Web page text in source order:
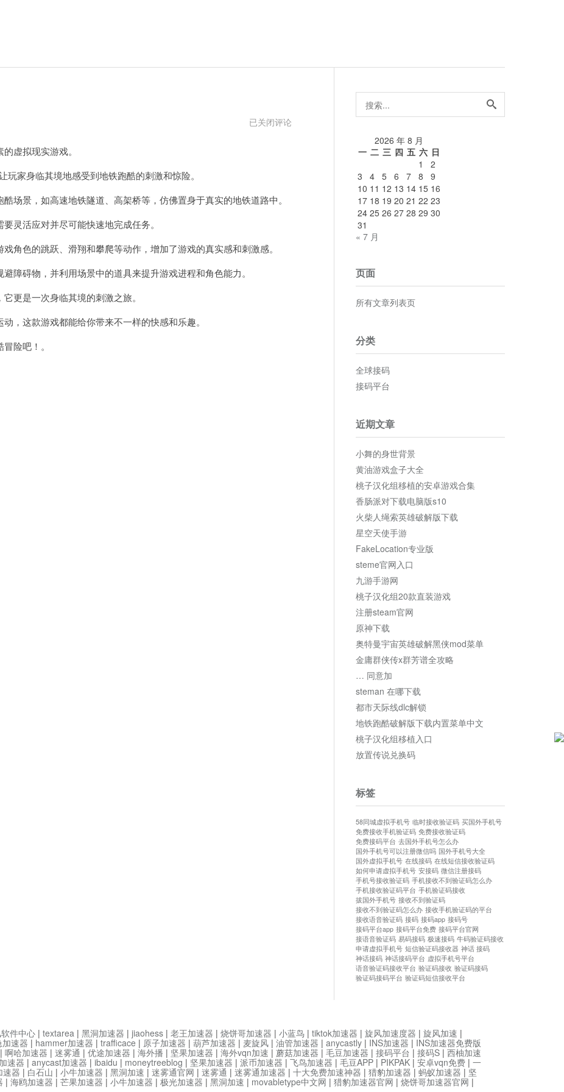
地
口
已关闭评论
虚拟现实游戏。
家身临其境地感受到地铁跑酷的刺激和惊险。
景，如高速地铁隧道、高架桥等，仿佛置身于真实的地铁道路中。
活应对并尽可能快速地完成任务。
色的跳跃、滑翔和攀爬等动作，增加了游戏的真实感和刺激感。
碍物，并利用场景中的道具来提升游戏进程和角色能力。
更是一次身临其境的刺激之旅。
这款游戏都能给你带来不一样的快感和乐趣。
险吧！。
搜
索...
2026 年 8 月
一 二 三 四 五 六 日
1
2
3
4 5 6 7 8
9
10 11 12 13 14 15 16
17 18 19 20 21 22 23
24 25 26 27 28 29 30
31
« 7 月
页面
所有文章列表页
分类
全球接码
接码平台
近期文章
小舞的身世背景
黄油游戏盒子大全
桃子汉化组移植的安卓游戏合集
香肠派对下载电脑版s10
火柴人绳索英雄破解版下载
星空天使手游
FakeLocation专业版
steme官网入口
九游手游网
桃子汉化组20款直装游戏
注册steam官网
原神下载
奥特曼宇宙英雄破解黑侠mod菜单
金庸群侠传x群芳谱全攻略
… 同意加
steman 在哪下载
都市天际线dlc解锁
地铁跑酷破解版下载内置菜单中文
桃子汉化组移植入口
放置传说兑换码
标签
58同城虚拟手机号 临时接收验证码 买国外手机号
免费接收手机验证码 免费接收验证码
免费接码平台 去国外手机号怎么办
国外手机号可以注册微信吗 国外手机号大全
国外虚拟手机号 在线接码 在线短信接收验证码
如何申请虚拟手机号 安接码 微信注册接码
手机号接收验证码 手机接收不到验证码怎么办
手机接收验证码平台 手机验证码接收
拔国外手机号 接收不到验证码
接收不到验证码怎么办 接收手机验证码的平台
接收语音验证码 接码 接码app 接码号
接码平台app 接码平台免费 接码平台官网
接语音验证码 易码接码 极速接码 牛码验证码接收
申请虚拟手机号 短信验证码接收器 神话 接码
神话接码 神话接码平台 虚拟手机号平台
语音验证码接收平台 验证码接收 验证码接码
验证码接码平台 验证码短信接收平台
件中心 | textarea | 黑洞加速器 | jiaohess | 老王加速器 | 烧饼哥加速器 | 小蓝鸟 | tiktok加速器 | 旋风加速度器 | 旋风加速 |
速器 | hammer加速器 | trafficace | 原子加速器 | 葫芦加速器 | 麦旋风 | 油管加速器 | anycastly | INS加速器 | INS加速器免费版
| 啊哈加速器 | 迷雾通 | 优途加速器 | 海外播 | 坚果加速器 | 海外vqn加速 | 蘑菇加速器 | 毛豆加速器 | 接码平台 | 接码S | 西柚加速
速器 | anycast加速器 | ibaidu | moneytreeblog | 坚果加速器 | 派币加速器 | 飞鸟加速器 | 毛豆APP | PIKPAK | 安卓vqn免费 | 一
速器 | 白石山 | 小牛加速器 | 黑洞加速 | 迷雾通官网 | 迷雾通 | 迷雾通加速器 | 十大免费加速神器 | 猎豹加速器 | 蚂蚁加速器 | 坚
| 海鸥加速器 | 芒果加速器 | 小牛加速器 | 极光加速器 | 黑洞加速 | movabletype中文网 | 猎豹加速器官网 | 烧饼哥加速器官网 |